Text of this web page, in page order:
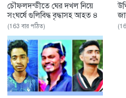
চৌফলদন্ডীতে ঘের দখল নিয়ে
সংঘর্ষে গুলিবিদ্ধ বৃদ্ধাসহ আহত ৪
(163 বার পঠিত)